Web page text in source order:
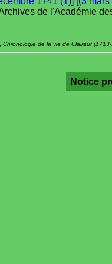
de l'Académie
Chronologie de la vie de Clairaut
Notice